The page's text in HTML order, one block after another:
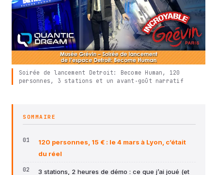
Soirée de lancement Detroit: Become Human, 120
personnes, 3 stations et un avant‑goût narratif
SOMMAIRE
120 personnes, 15 € : le 4 mars à Lyon, c’était
du réel
3 stations, 2 heures de démo : ce que j’ai joué (et